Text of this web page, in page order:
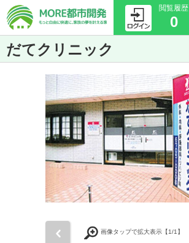
閲覧履歴
0
だてクリニック
画像タップで拡大表示【1/1】